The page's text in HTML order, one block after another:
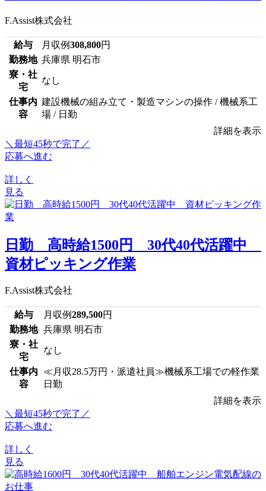
F.Assist株式会社
給与 月収例308,800円
勤務地 兵庫県 明石市
寮・社
宅
なし
仕事内
容
建設機械の組み立て・製造マシンの操作 / 機械系工
場 / 日勤
詳細を表示
＼最短45秒で完了／
応募へ進む
詳しく
見る
日勤 高時給1500円 30代40代活躍中
資材ピッキング作業
F.Assist株式会社
給与 月収例289,500円
勤務地 兵庫県 明石市
寮・社
宅
なし
仕事内
容
≪月収28.5万円・派遣社員≫機械系工場での軽作業
日勤
詳細を表示
＼最短45秒で完了／
応募へ進む
詳しく
見る